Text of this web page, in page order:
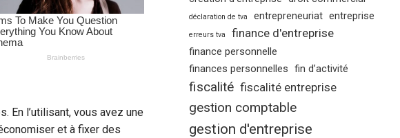
En l’utilisant, vous avez une
et à fixer des
déclaration de tva entrepreneuriat entreprise
erreurs tva finance d'entreprise
finance personnelle
finances personnelles fin d’activité
fiscalité fiscalité entreprise
gestion comptable
gestion d'entreprise